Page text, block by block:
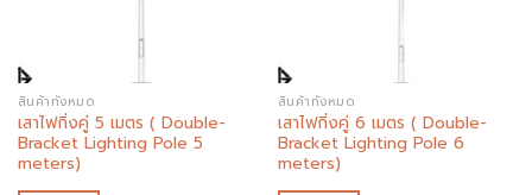
สินค้าทั้งหมด
เสาไฟกิ่งคู่ 5 เมตร ( Double-
Bracket Lighting Pole 5
meters)
สินค้าทั้งหมด
เสาไฟกิ่งคู่ 6 เมตร ( Double-
Bracket Lighting Pole 6
meters)